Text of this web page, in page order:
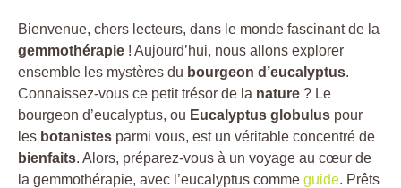
Bienvenue, chers lecteurs, dans le monde fascinant de la
gemmothérapie ! Aujourd’hui, nous allons explorer
ensemble les mystères du bourgeon d’eucalyptus.
Connaissez-vous ce petit trésor de la nature ? Le
bourgeon d’eucalyptus, ou Eucalyptus globulus pour
les botanistes parmi vous, est un véritable concentré de
bienfaits. Alors, préparez-vous à un voyage au cœur de
la gemmothérapie, avec l’eucalyptus comme guide. Prêts